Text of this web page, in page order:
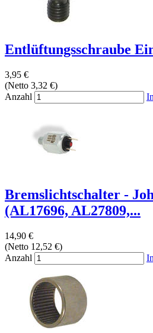
Entlüftungsschraube
3,95 €
(Netto 3,32 €)
Anzahl
Bremslichtschalter -
(AL17696, AL27809,...
14,90 €
(Netto 12,52 €)
Anzahl